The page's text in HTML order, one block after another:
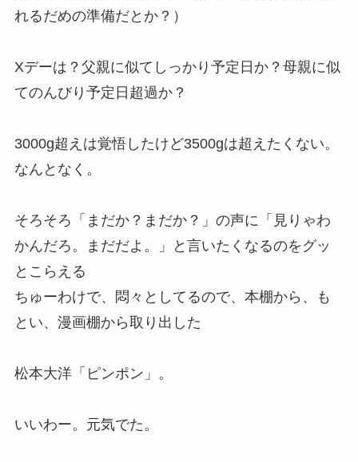
れるだめの準備だとか？）
Xデーは？父親に似てしっかり予定日か？母親に似
てのんびり予定日超過か？
3000g超えは覚悟したけど3500gは超えたくない。
なんとなく。
そろそろ「まだか？まだか？」の声に「見りゃわ
かんだろ。まだだよ。」と言いたくなるのをグッ
とこらえる
ちゅーわけで、悶々としてるので、本棚から、も
とい、漫画棚から取り出した
松本大洋「ピンポン」。
いいわー。元気でた。